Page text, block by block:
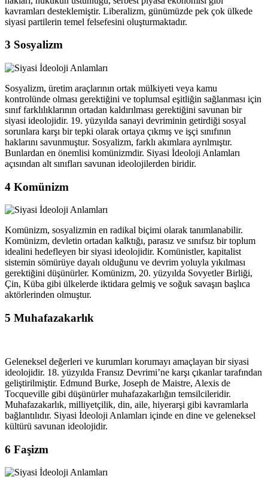
kavramları desteklemiştir. Liberalizm, günümüzde pek çok ülkede
siyasi partilerin temel felsefesini oluşturmaktadır.
3 Sosyalizm
Sosyalizm, üretim araçlarının ortak mülkiyeti veya kamu
kontrolünde olması gerektiğini ve toplumsal eşitliğin sağlanması için
sınıf farklılıklarının ortadan kaldırılması gerektiğini savunan bir
siyasi ideolojidir. 19. yüzyılda sanayi devriminin getirdiği sosyal
sorunlara karşı bir tepki olarak ortaya çıkmış ve işçi sınıfının
haklarını savunmuştur. Sosyalizm, farklı akımlara ayrılmıştır.
Bunlardan en önemlisi komünizmdir. Siyasi İdeoloji Anlamları
açısından alt sınıfları savunan ideolojilerden biridir.
4 Komünizm
Komünizm, sosyalizmin en radikal biçimi olarak tanımlanabilir.
Komünizm, devletin ortadan kalktığı, parasız ve sınıfsız bir toplum
idealini hedefleyen bir siyasi ideolojidir. Komünistler, kapitalist
sistemin sömürüye dayalı olduğunu ve devrim yoluyla yıkılması
gerektiğini düşünürler. Komünizm, 20. yüzyılda Sovyetler Birliği,
Çin, Küba gibi ülkelerde iktidara gelmiş ve soğuk savaşın başlıca
aktörlerinden olmuştur.
5 Muhafazakarlık
Geleneksel değerleri ve kurumları korumayı amaçlayan bir siyasi
ideolojidir. 18. yüzyılda Fransız Devrimi’ne karşı çıkanlar tarafından
geliştirilmiştir. Edmund Burke, Joseph de Maistre, Alexis de
Tocqueville gibi düşünürler muhafazakarlığın temsilcileridir.
Muhafazakarlık, milliyetçilik, din, aile, hiyerarşi gibi kavramlarla
bağlantılıdır. Siyasi İdeoloji Anlamları içinde en dine ve geleneksel
kültürü savunan ideolojidir.
6 Faşizm